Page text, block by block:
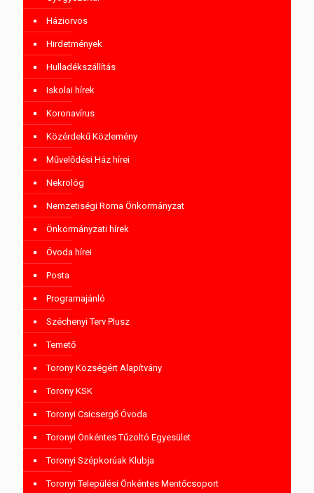
Háziorvos
Hirdetmények
Hulladékszállítás
Iskolai hírek
Koronavírus
Közérdekű Közlemény
Művelődési Ház hírei
Nekrológ
Nemzetiségi Roma Önkormányzat
Önkormányzati hírek
Óvoda hírei
Posta
Programajánló
Széchenyi Terv Plusz
Temető
Torony Községért Alapítvány
Torony KSK
Toronyi Csicsergő Óvoda
Toronyi Önkéntes Tűzoltó Egyesület
Toronyi Szépkorúak Klubja
Toronyi Települési Önkéntes Mentőcsoport